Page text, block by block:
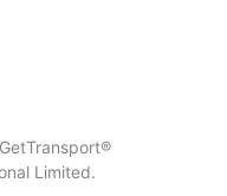
Limited.